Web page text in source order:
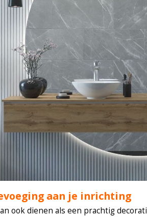
aan je inrichting
ook dienen als een prachtig